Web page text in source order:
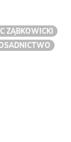
ZĄBKOWICKI